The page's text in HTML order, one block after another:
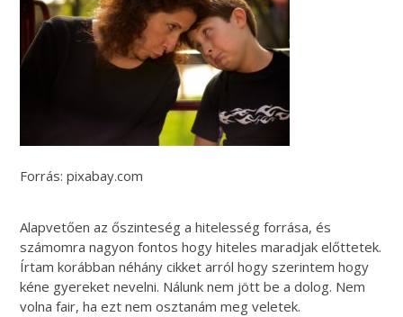
Forrás: pixabay.com
Alapvetően az őszinteség a hitelesség forrása, és
számomra nagyon fontos hogy hiteles maradjak előttetek.
Írtam korábban néhány cikket arról hogy szerintem hogy
kéne gyereket nevelni. Nálunk nem jött be a dolog. Nem
volna fair, ha ezt nem osztanám meg veletek.